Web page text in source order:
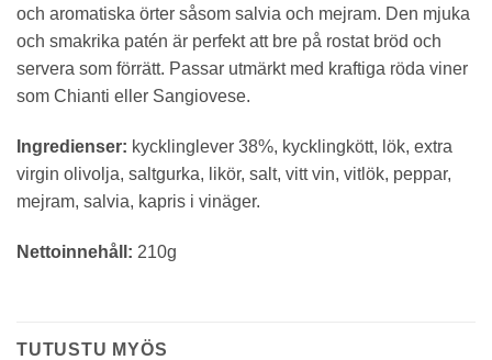
och aromatiska örter såsom salvia och mejram. Den mjuka
och smakrika patén är perfekt att bre på rostat bröd och
servera som förrätt. Passar utmärkt med kraftiga röda viner
som Chianti eller Sangiovese.
Ingredienser: kycklinglever 38%, kycklingkött, lök, extra
virgin olivolja, saltgurka, likör, salt, vitt vin, vitlök, peppar,
mejram, salvia, kapris i vinäger.
Nettoinnehåll: 210g
TUTUSTU MYÖS